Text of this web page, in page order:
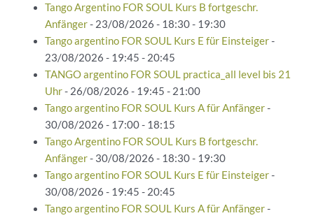
Tango Argentino FOR SOUL Kurs B fortgeschr.
Anfänger- 23/08/2026 - 18:30 - 19:30
Tango argentino FOR SOUL Kurs E für Einsteiger-
23/08/2026 - 19:45 - 20:45
TANGO argentino FOR SOUL practica_all level bis 21
Uhr- 26/08/2026 - 19:45 - 21:00
Tango argentino FOR SOUL Kurs A für Anfänger-
30/08/2026 - 17:00 - 18:15
Tango Argentino FOR SOUL Kurs B fortgeschr.
Anfänger- 30/08/2026 - 18:30 - 19:30
Tango argentino FOR SOUL Kurs E für Einsteiger-
30/08/2026 - 19:45 - 20:45
Tango argentino FOR SOUL Kurs A für Anfänger-